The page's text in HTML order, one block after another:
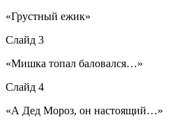
«Грустный ежик»
Слайд 3
«Мишка топал баловался…»
Слайд 4
«А Дед Мороз, он настоящий…»